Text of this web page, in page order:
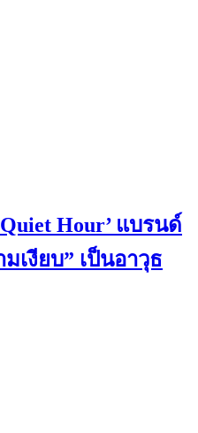
Hour’ แบรนด์
เงียบ” เป็นอาวุธ